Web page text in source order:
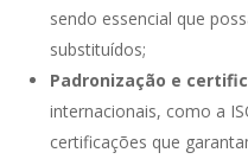
sendo essencial que
substituídos;
Padronização e
internacionais, como a
certificações que